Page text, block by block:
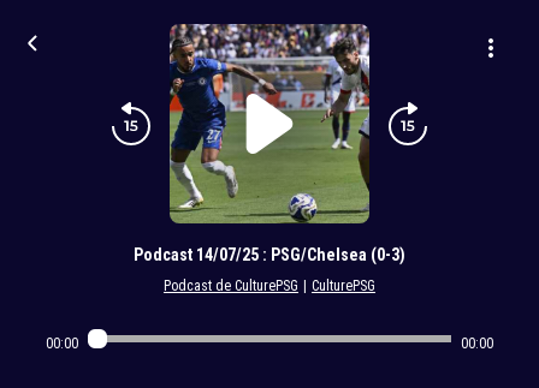
Podcast 14/07/25 : PSG/Chelsea (0-3)
Podcast de CulturePSG CulturePSG
00:00 00:00